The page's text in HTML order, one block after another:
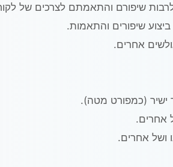
שיפורם והתאמתם לצרכים של
שיפורים והתאמות.
אחרים.
ישיר (כמפורט מטה).
אחרים.
ושל אחרים.